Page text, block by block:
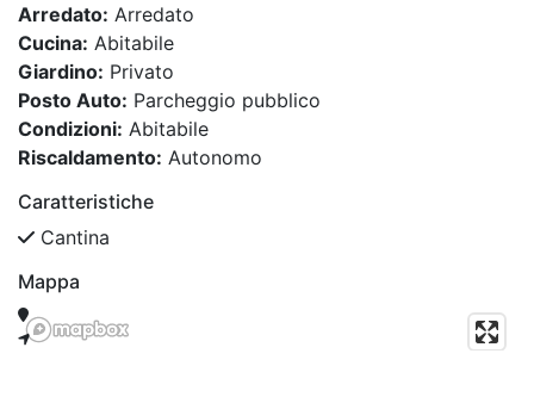
Arredato: Arredato
Cucina: Abitabile
Giardino: Privato
Posto Auto: Parcheggio pubblico
Condizioni: Abitabile
Riscaldamento: Autonomo
Caratteristiche
Cantina
Mappa